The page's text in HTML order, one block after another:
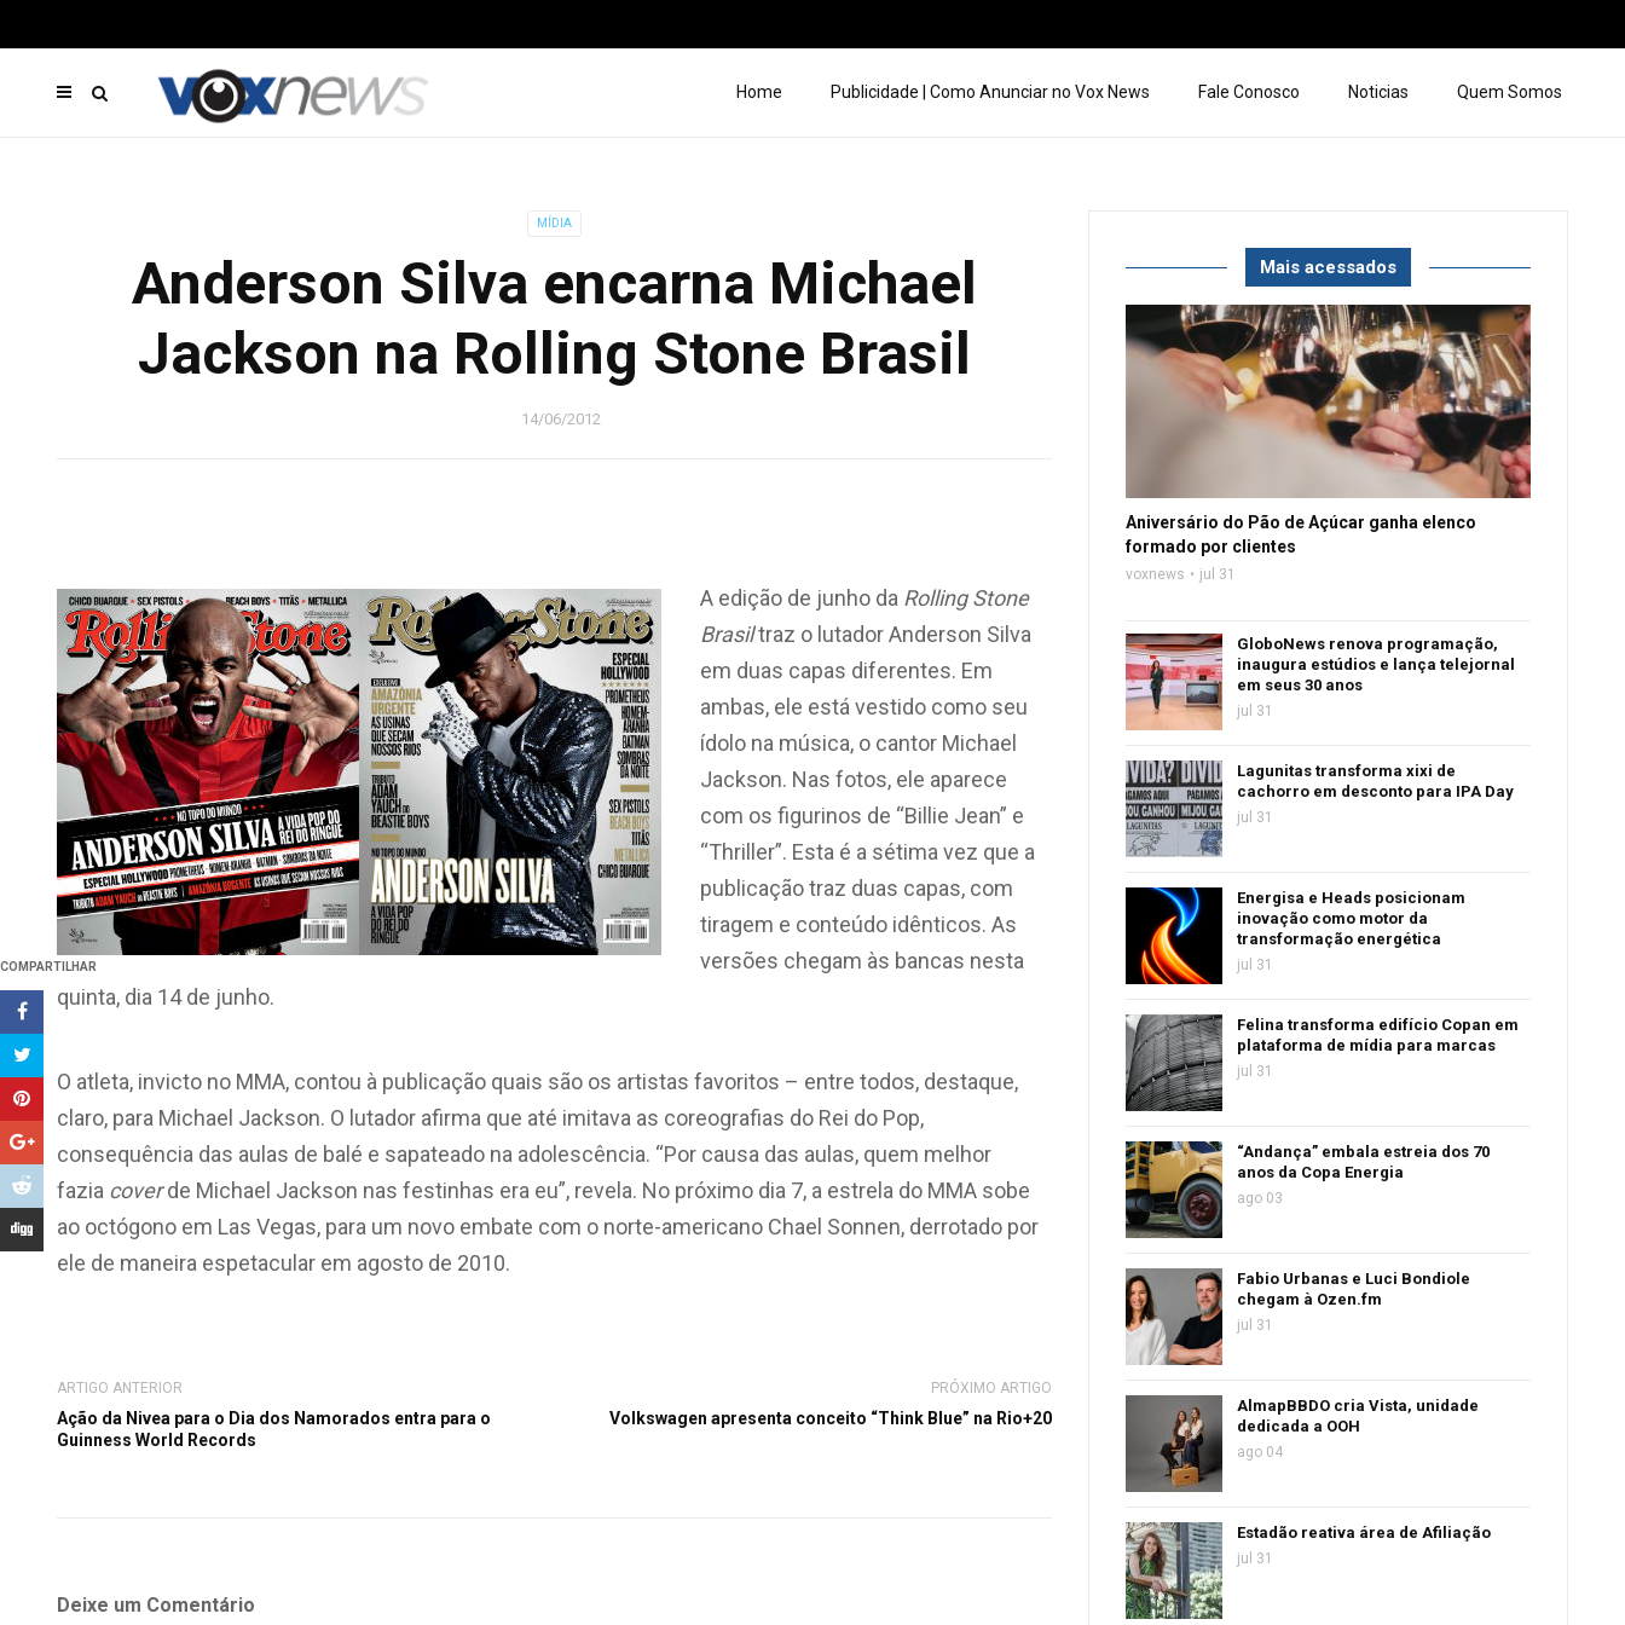
Home Publicidade | Como Anunciar no Vox News Fale Conosco Noticias Quem Somos
MÍDIA
Anderson Silva encarna Michael
Jackson na Rolling Stone Brasil
14/06/2012
COMPARTILHAR
A edição de junho da Rolling Stone
Brasiltraz o lutador Anderson Silva
em duas capas diferentes. Em
ambas, ele está vestido como seu
ídolo na música, o cantor Michael
Jackson. Nas fotos, ele aparece
com os figurinos de “Billie Jean” e
“Thriller”. Esta é a sétima vez que a
publicação traz duas capas, com
tiragem e conteúdo idênticos. As
versões chegam às bancas nesta
quinta, dia 14 de junho.
O atleta, invicto no MMA, contou à publicação quais são os artistas favoritos – entre todos, destaque,
claro, para Michael Jackson. O lutador afirma que até imitava as coreografias do Rei do Pop,
consequência das aulas de balé e sapateado na adolescência. “Por causa das aulas, quem melhor
fazia coverde Michael Jackson nas festinhas era eu”, revela. No próximo dia 7, a estrela do MMA sobe
ao octógono em Las Vegas, para um novo embate com o norte-americano Chael Sonnen, derrotado por
ele de maneira espetacular em agosto de 2010.
ARTIGO ANTERIOR
Ação da Nivea para o Dia dos Namorados entra para o
Guinness World Records
PRÓXIMO ARTIGO
Volkswagen apresenta conceito “Think Blue” na Rio+20
Deixe um Comentário
Mais acessados
Aniversário do Pão de Açúcar ganha elenco
formado por clientes
voxnews jul 31
GloboNews renova programação,
inaugura estúdios e lança telejornal
em seus 30 anos
jul 31
Lagunitas transforma xixi de
cachorro em desconto para IPA Day
jul 31
Energisa e Heads posicionam
inovação como motor da
transformação energética
jul 31
Felina transforma edifício Copan em
plataforma de mídia para marcas
jul 31
“Andança” embala estreia dos 70
anos da Copa Energia
ago 03
Fabio Urbanas e Luci Bondiole
chegam à Ozen.fm
jul 31
AlmapBBDO cria Vista, unidade
dedicada a OOH
ago 04
Estadão reativa área de Afiliação
jul 31